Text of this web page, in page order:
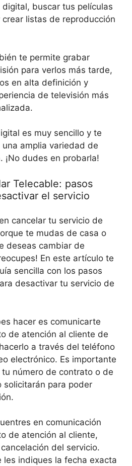
buscar tus películas
listas de reproducción
te permite grabar
para verlos más tarde,
en alta definición y
de televisión más
es muy sencillo y te
amplia variedad de
¡No dudes en probarla!
Telecable: pasos
el servicio
cancelar tu servicio de
te mudas de casa o
deseas cambiar de
En este artículo te
sencilla con los pasos
desactivar tu servicio de
hacer es comunicarte
de atención al cliente de
a través del teléfono
electrónico. Es importante
número de contrato o de
solicitarán para poder
en comunicación
de atención al cliente,
del servicio.
les indiques la fecha exacta